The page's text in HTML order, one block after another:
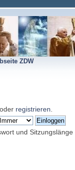
ZDW
oder registrieren
und Sitzungslänge